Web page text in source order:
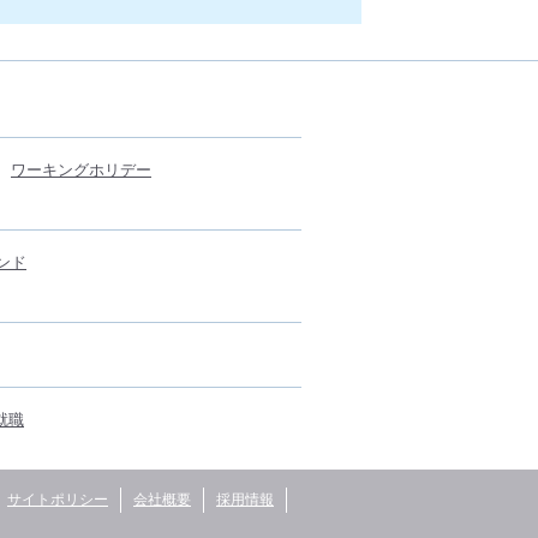
ワーキングホリデー
ド
職
サイトポリシー 会社概要 採用情報